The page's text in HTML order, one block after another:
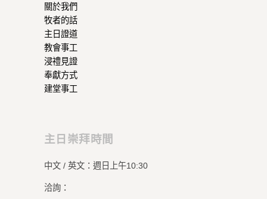
關於我們
牧者的話
主日證道
教會事工
浸禮見證
奉獻方式
建堂事工
主日崇拜時間
中文 / 英文：週日上午10:30
洽詢：